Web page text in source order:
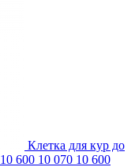
Клетка для кур до
10 600 10 070 10 600